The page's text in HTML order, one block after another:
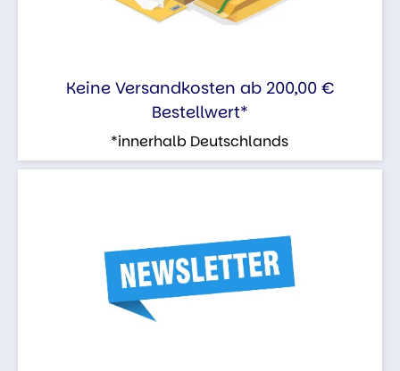
Keine Versandkosten ab 200,00 €
Bestellwert*
*innerhalb Deutschlands